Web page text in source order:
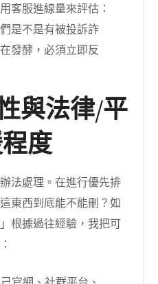
客服進線量來評估：
是不是有被投訴詐
發酵，必須立即反
與法律/平
度
法處理。在進行優先排
東西到底能不能刪？如
根據過往經驗，我把可